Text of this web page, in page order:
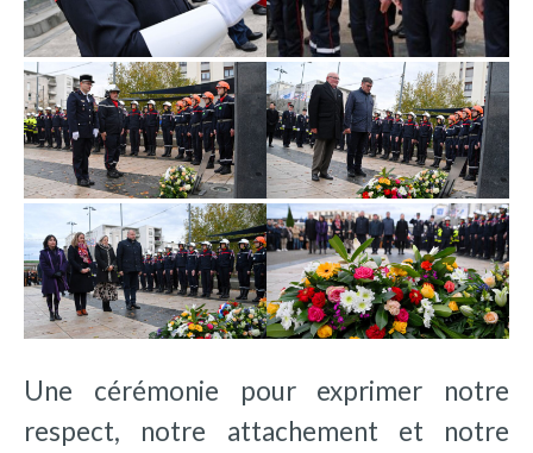
Une cérémonie pour exprimer notre
respect, notre attachement et notre